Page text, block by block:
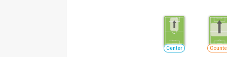
Center